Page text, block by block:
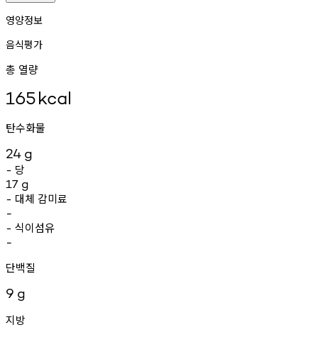
영양정보
음식평가
총 열량
165kcal
탄수화물
24 g
- 당
17 g
- 대체 감미료
-
- 식이섬유
-
단백질
9 g
지방